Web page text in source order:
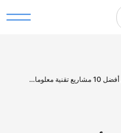
مشروع ROSSMA ضمن أفضل 10 مشاريع تقنية معلومات لصناعة النفط والغاز